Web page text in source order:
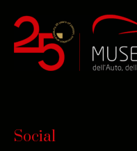
Social